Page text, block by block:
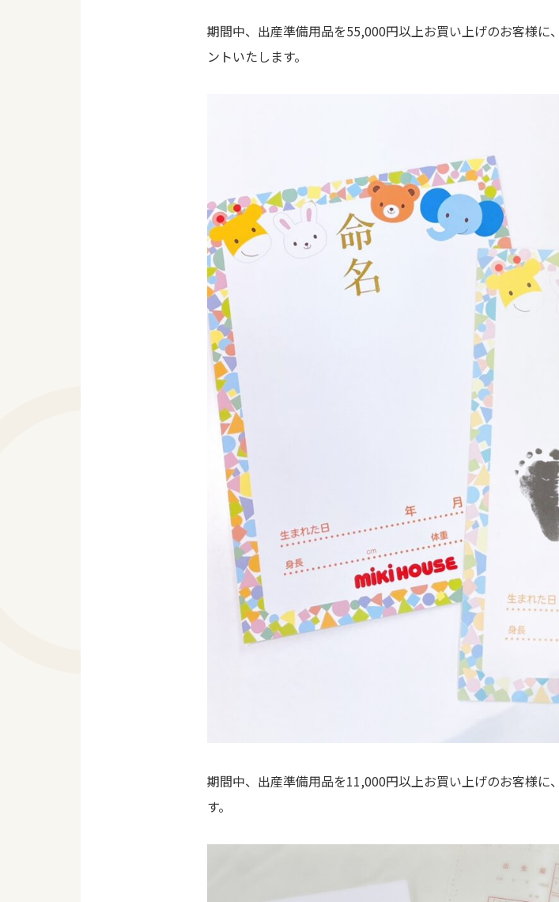
期間中、出産準備用品を55,000円以上お買い上げのお客様
ントいたします。
期間中、出産準備用品を11,000円以上お買い上げのお客様
す。